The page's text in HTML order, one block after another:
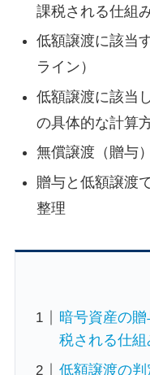
課税される仕組
低額譲渡に該当
ライン）
低額譲渡に該当
の具体的な計算
無償譲渡（贈与
贈与と低額譲渡
整理
暗号資産の
税される仕組
低額譲渡の